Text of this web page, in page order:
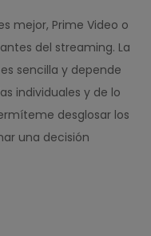
mejor, Prime Video o
del streaming. La
sencilla y depende
individuales y de lo
desglosar los
una decisión